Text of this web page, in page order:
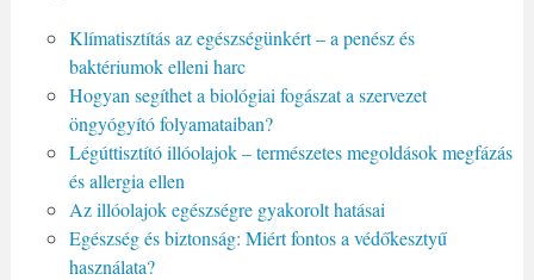
Klímatisztítás az egészségünkért – a penész és
baktériumok elleni harc
Hogyan segíthet a biológiai fogászat a szervezet
öngyógyító folyamataiban?
Légúttisztító illóolajok – természetes megoldások megfázás
és allergia ellen
Az illóolajok egészségre gyakorolt hatásai
Egészség és biztonság: Miért fontos a védőkesztyű
használata?